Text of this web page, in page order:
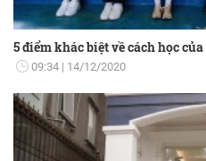
5 điểm khác biệt về cách học
09:34 14/12/2020